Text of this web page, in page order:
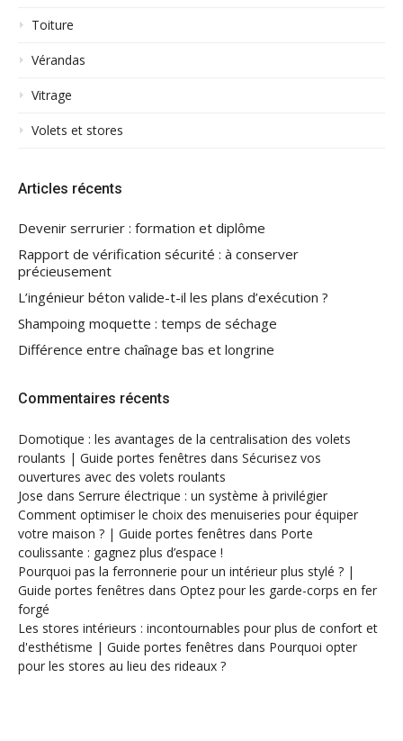
Toiture
Vérandas
Vitrage
Volets et stores
Articles récents
Devenir serrurier : formation et diplôme
Rapport de vérification sécurité : à conserver
précieusement
L’ingénieur béton valide-t-il les plans d’exécution ?
Shampoing moquette : temps de séchage
Différence entre chaînage bas et longrine
Commentaires récents
Domotique : les avantages de la centralisation des volets
roulants | Guide portes fenêtres dans Sécurisez vos
ouvertures avec des volets roulants
Jose dans Serrure électrique : un système à privilégier
Comment optimiser le choix des menuiseries pour équiper
votre maison ? | Guide portes fenêtres dans Porte
coulissante : gagnez plus d’espace !
Pourquoi pas la ferronnerie pour un intérieur plus stylé ? |
Guide portes fenêtres dans Optez pour les garde-corps en fer
forgé
Les stores intérieurs : incontournables pour plus de confort et
d'esthétisme | Guide portes fenêtres dans Pourquoi opter
pour les stores au lieu des rideaux ?